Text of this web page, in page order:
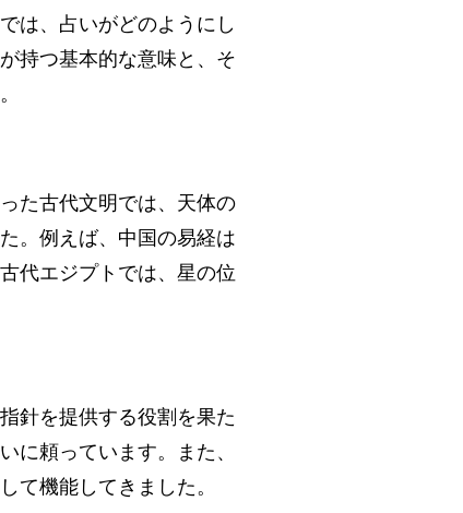
は、占いがどのようにし
持つ基本的な意味と、そ
た古代文明では、天体の
。例えば、中国の易経は
代エジプトでは、星の位
針を提供する役割を果た
に頼っています。また、
て機能してきました。